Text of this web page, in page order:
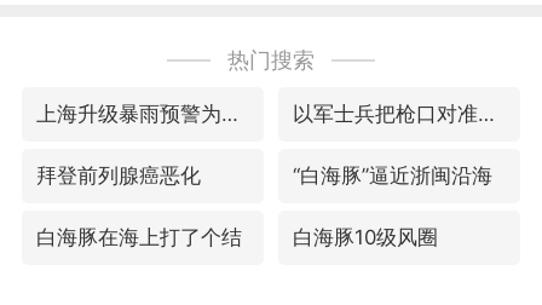
热门搜索
上海升级暴雨预警为橙色 以军士兵把枪口对准中国记者
拜登前列腺癌恶化 “白海豚”逼近浙闽沿海
白海豚在海上打了个结 白海豚10级风圈